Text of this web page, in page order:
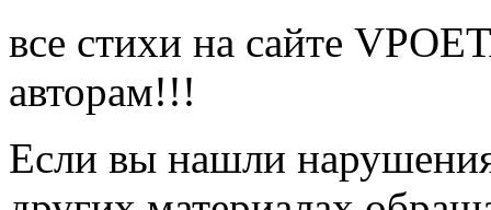
все стихи на сайте
авторам!!!
Если вы нашли